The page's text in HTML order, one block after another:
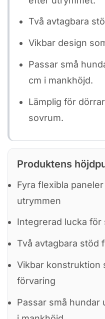
Två avtagbara
Vikbar design
Passar små
cm i mankhöjd.
Lämplig för
sovrum.
Produktens
Fyra flexibla
utrymmen
Integrerad lucka för
Två avtagbara stöd
Vikbar konstruktion
förvaring
Passar små hundar